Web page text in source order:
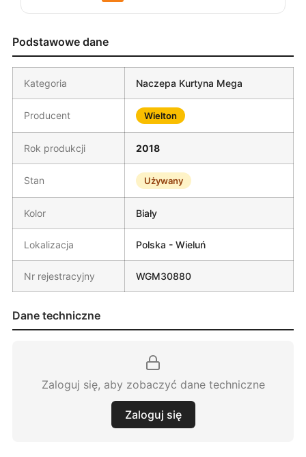
Podstawowe dane
Kategoria Naczepa Kurtyna Mega
Producent Wielton
Rok produkcji 2018
Stan Używany
Kolor Biały
Lokalizacja Polska - Wieluń
Nr rejestracyjny WGM30880
Dane techniczne
Zaloguj się, aby zobaczyć dane techniczne
Zaloguj się